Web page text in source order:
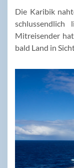
Die Karibik
Mitreisender
bald Land in